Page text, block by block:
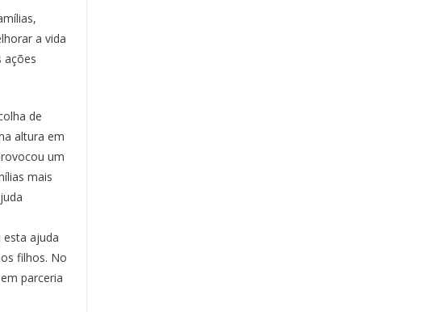
a vida
ações
de
altura em
um
mais
ajuda
filhos. No
parceria